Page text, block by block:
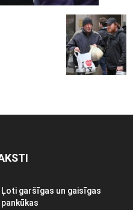
Ļoti garšīgas un gaisīgas
pankūkas